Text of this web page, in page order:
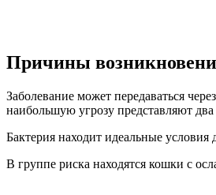
Причины
Заболевание может передаваться
наибольшую угрозу представляют
Бактерия находит идеальные
В группе риска находятся кошки с